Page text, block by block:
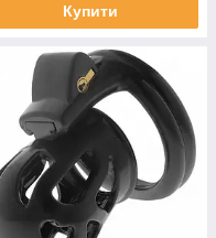
Купити